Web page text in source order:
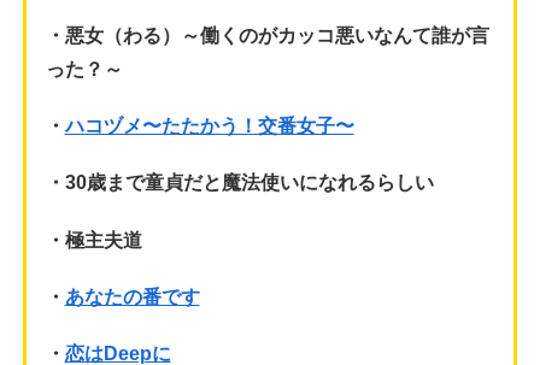
・悪女（わる）～働くのがカッコ悪いなんて誰が言
った？～
・ハコヅメ〜たたかう！交番女子〜
・30歳まで童貞だと魔法使いになれるらしい
・極主夫道
・ あなたの番です
・ 恋はDeepに